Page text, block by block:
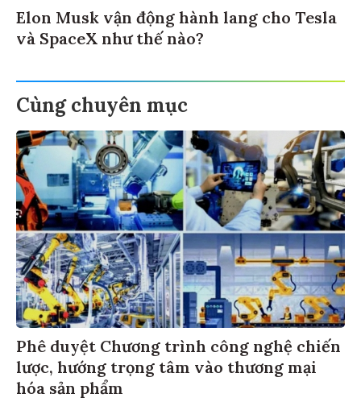
Elon Musk vận động hành lang cho Tesla
và SpaceX như thế nào?
Cùng chuyên mục
Phê duyệt Chương trình công nghệ chiến
lược, hướng trọng tâm vào thương mại
hóa sản phẩm